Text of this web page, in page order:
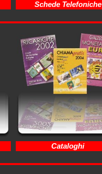
Schede Telefoniche
Cataloghi